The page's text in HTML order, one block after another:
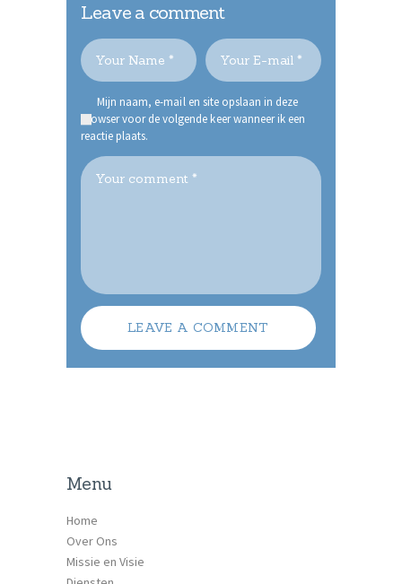
Leave a comment
Mijn naam, e-mail en site opslaan in deze
browser voor de volgende keer wanneer ik een
reactie plaats.
Menu
Home
Over Ons
Missie en Visie